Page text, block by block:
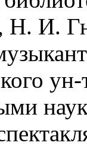
И.